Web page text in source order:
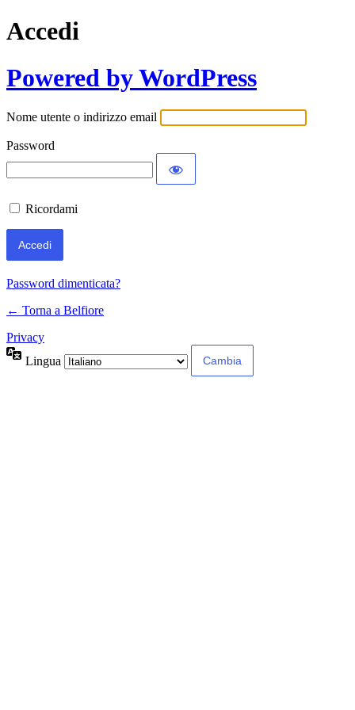
Accedi
Powered by WordPress
Nome utente o indirizzo email
Password
Ricordami
Password dimenticata?
← Torna a Belfiore
Privacy
Lingua